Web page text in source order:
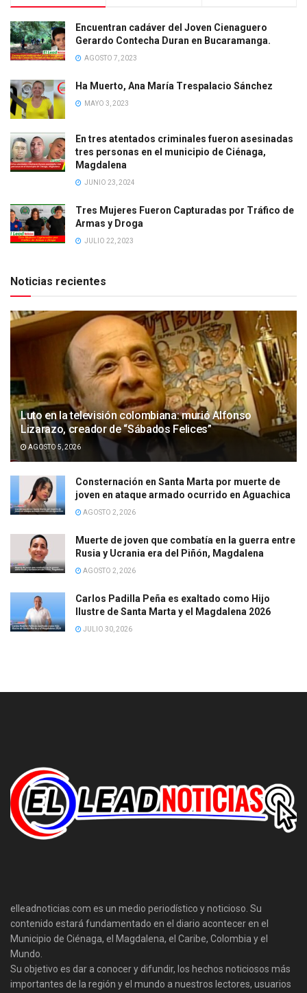
Encuentran cadáver del Joven Cienaguero
Gerardo Contecha Duran en Bucaramanga.
AGOSTO 7, 2023
Ha Muerto, Ana María Trespalacio Sánchez
MAYO 3, 2023
En tres atentados criminales fueron asesinadas
tres personas en el municipio de Ciénaga,
Magdalena
JUNIO 23, 2024
Tres Mujeres Fueron Capturadas por Tráfico de
Armas y Droga
JULIO 22, 2023
Noticias recientes
Luto en la televisión colombiana: murió Alfonso
Lizarazo, creador de “Sábados Felices”
AGOSTO 5, 2026
Consternación en Santa Marta por muerte de
joven en ataque armado ocurrido en Aguachica
AGOSTO 2, 2026
Muerte de joven que combatía en la guerra entre
Rusia y Ucrania era del Piñón, Magdalena
AGOSTO 2, 2026
Carlos Padilla Peña es exaltado como Hijo
Ilustre de Santa Marta y el Magdalena 2026
JULIO 30, 2026
elleadnoticias.com es un medio periodístico y noticioso. Su
contenido estará fundamentado en el diario acontecer en el
Municipio de Ciénaga, el Magdalena, el Caribe, Colombia y el
Mundo.
Su objetivo es dar a conocer y difundir, los hechos noticiosos más
importantes de la región y el mundo a nuestros lectores, usuarios